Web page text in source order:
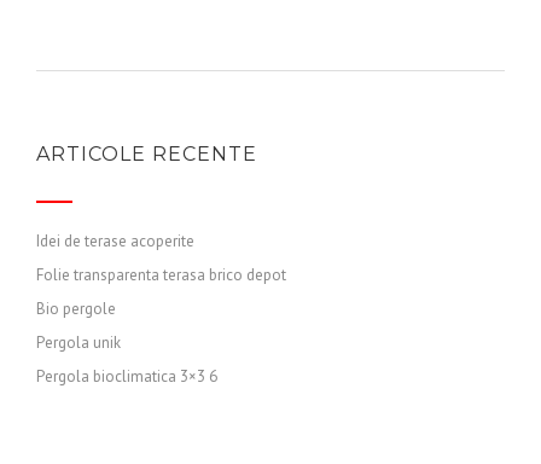
ARTICOLE RECENTE
Idei de terase acoperite
Folie transparenta terasa brico depot
Bio pergole
Pergola unik
Pergola bioclimatica 3×3 6